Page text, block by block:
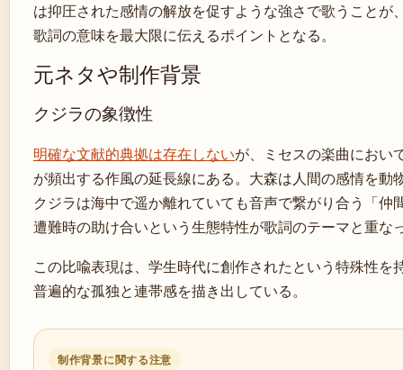
は抑圧された感情の解放を促すような強さで歌うことが
歌詞の意味を最大限に伝えるポイントとなる。
元ネタや制作背景
クジラの象徴性
明確な文献的典拠は存在しないが、ミセスの楽曲におい
が頻出する作風の延長線にある。大森は人間の感情を
クジラは海中で遥か離れていても音声で繋がり合う「仲
遭難時の助け合いという生態特性が歌詞のテーマと重な
この比喩表現は、学生時代に創作されたという特殊性を
普遍的な孤独と連帯感を描き出している。
制作背景に関する注意